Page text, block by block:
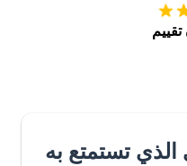
تستمتع به